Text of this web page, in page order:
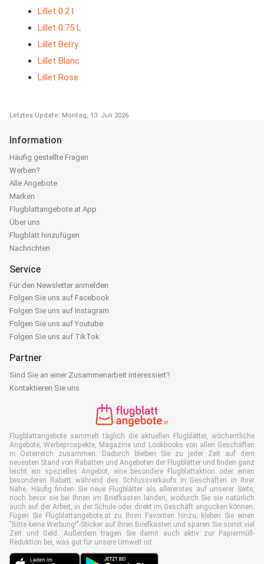
Lillet 0.2 l
Lillet 0.75 L
Lillet Berry
Lillet Blanc
Lillet Rose
Letztes Update: Montag, 13. Juli 2026
Information
Häufig gestellte Fragen
Werben?
Alle Angebote
Marken
Flugblattangebote.at App
Über uns
Flugblatt hinzufügen
Nachrichten
Service
Für den Newsletter anmelden
Folgen Sie uns auf Facebook
Folgen Sie uns auf Instagram
Folgen Sie uns auf Youtube
Folgen Sie uns auf TikTok
Partner
Sind Sie an einer Zusammenarbeit interessiert?
Kontaktieren Sie uns
Flugblattangebote sammelt täglich die aktuellen Flugblätter, wöchentliche
Angebote, Werbeprospekte, Magazine und Lookbooks von allen Geschäften
in Österreich zusammen. Dadurch bleiben Sie zu jeder Zeit auf dem
neuesten Stand von Rabatten und Angeboten der Flugblätter und finden ganz
leicht ein spezielles Angebot, eine besondere Flugblattaktion oder einen
besonderen Rabatt während des Schlussverkaufs in Geschäften in Ihrer
Nähe. Häufig finden Sie neue Flugblätter als allererstes auf unserer Seite,
noch bevor sie bei Ihnen im Briefkasten landen, wodurch Sie sie natürlich
auch auf der Arbeit, in der Schule oder direkt im Geschäft angucken können.
Fügen Sie Flugblattangebote.at zu Ihren Favoriten hinzu, kleben Sie einen
"Bitte keine Werbung!"-Sticker auf Ihren Briefkasten und sparen Sie somit viel
Zeit und Geld. Außerdem tragen Sie damit auch aktiv zur Papiermüll-
Reduktion bei, was gut für unsere Umwelt ist.